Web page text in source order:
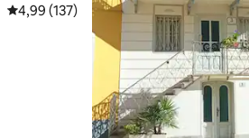
Prosječna ocjena: 4,99/5, recenzija: 137
4,99 (137)